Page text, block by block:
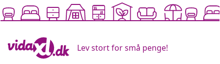
Lev stort for små penge!